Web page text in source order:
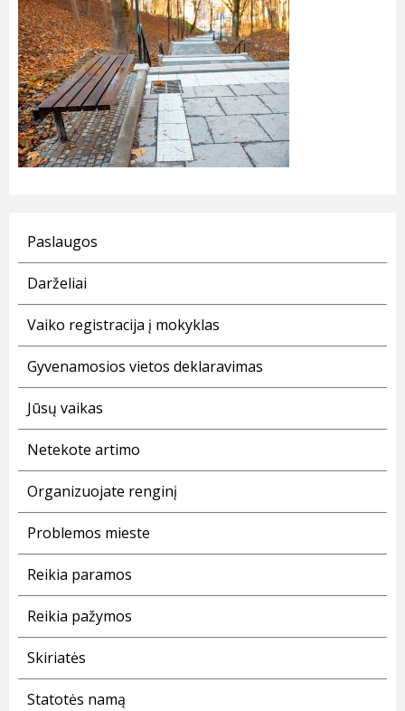
Paslaugos
Darželiai
Vaiko registracija į mokyklas
Gyvenamosios vietos deklaravimas
Jūsų vaikas
Netekote artimo
Organizuojate renginį
Problemos mieste
Reikia paramos
Reikia pažymos
Skiriatės
Statotės namą